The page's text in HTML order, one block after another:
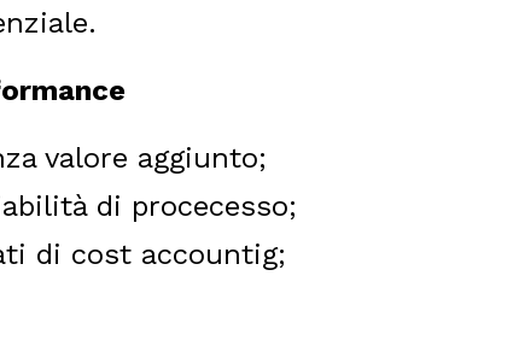
valore aggiunto;
di procecesso;
di cost accountig;